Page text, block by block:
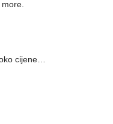
cijene…